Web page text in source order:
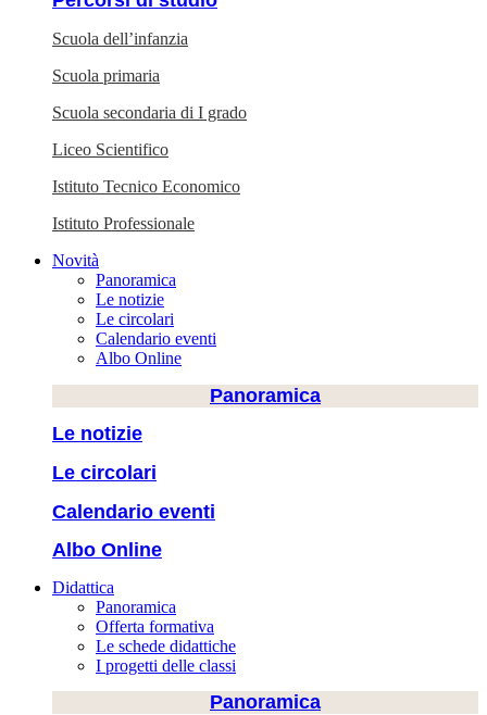
Scuola dell’infanzia
Scuola primaria
Scuola secondaria di I grado
Liceo Scientifico
Istituto Tecnico Economico
Istituto Professionale
Novità
Panoramica
Le notizie
Le circolari
Calendario eventi
Albo Online
Panoramica
Le notizie
Le circolari
Calendario eventi
Albo Online
Didattica
Panoramica
Offerta formativa
Le schede didattiche
I progetti delle classi
Panoramica